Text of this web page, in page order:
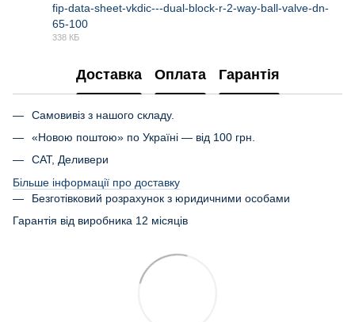
fip-data-sheet-vkdic---dual-block-r-2-way-ball-valve-dn-
65-100
338 КБ
Доставка Оплата Гарантія
Самовивіз з нашого складу.
«Новою поштою» по Україні — від 100 грн.
САТ, Деливери
Більше інформації про доставку
Безготівковий розрахунок з юридичними особами
Гарантія від виробника 12 місяців